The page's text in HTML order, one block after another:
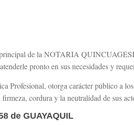
de la NOTARIA
pronto en sus necesidades y
Profesional, otorga carácter público a
cordura y la neutralidad de sus
de GUAYAQUIL